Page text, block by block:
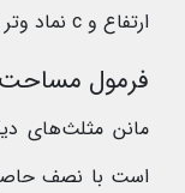
ارتفاع و c نماد وتر مثلث هستند.
فرمول مساحت
مانن مثلث‌های
است با نصف